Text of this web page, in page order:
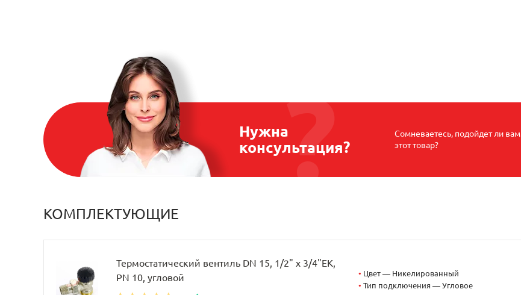
Нужна
консультация?
Сомневаетесь, подойдет ли вам
этот товар?
КОМПЛЕКТУЮЩИЕ
Термостатический вентиль DN 15, 1/2" х 3/4"EK,
PN 10, угловой
• Цвет — Никелированный
• Тип подключения — Угловое